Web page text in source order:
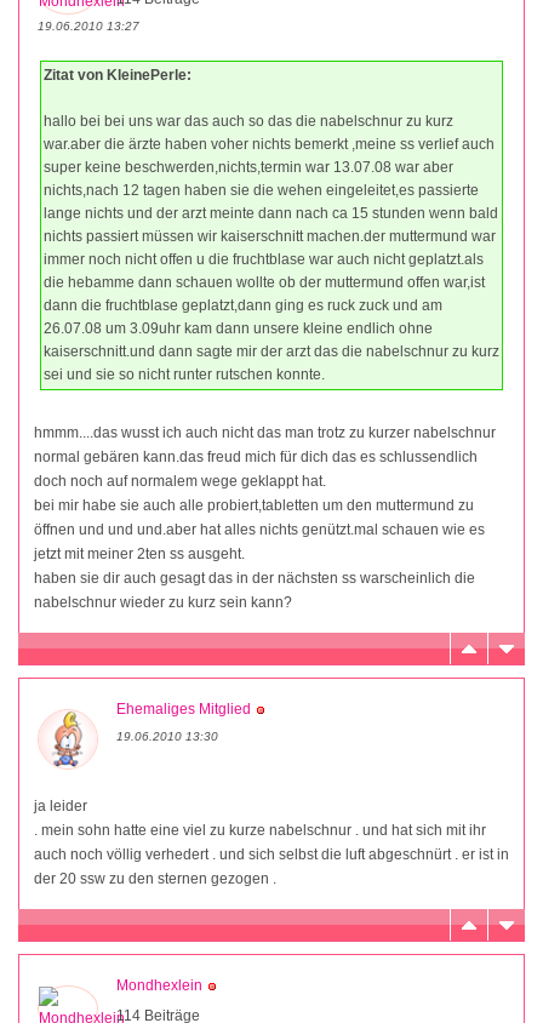
19.06.2010 13:27
Zitat von KleinePerle:
hallo bei bei uns war das auch so das die nabelschnur zu kurz
war.aber die ärzte haben voher nichts bemerkt ,meine ss verlief auch
super keine beschwerden,nichts,termin war 13.07.08 war aber
nichts,nach 12 tagen haben sie die wehen eingeleitet,es passierte
lange nichts und der arzt meinte dann nach ca 15 stunden wenn bald
nichts passiert müssen wir kaiserschnitt machen.der muttermund war
immer noch nicht offen u die fruchtblase war auch nicht geplatzt.als
die hebamme dann schauen wollte ob der muttermund offen war,ist
dann die fruchtblase geplatzt,dann ging es ruck zuck und am
26.07.08 um 3.09uhr kam dann unsere kleine endlich ohne
kaiserschnitt.und dann sagte mir der arzt das die nabelschnur zu kurz
sei und sie so nicht runter rutschen konnte.
hmmm....das wusst ich auch nicht das man trotz zu kurzer nabelschnur
normal gebären kann.das freud mich für dich das es schlussendlich
doch noch auf normalem wege geklappt hat.
bei mir habe sie auch alle probiert,tabletten um den muttermund zu
öffnen und und und.aber hat alles nichts genützt.mal schauen wie es
jetzt mit meiner 2ten ss ausgeht.
haben sie dir auch gesagt das in der nächsten ss warscheinlich die
nabelschnur wieder zu kurz sein kann?
Ehemaliges Mitglied
19.06.2010 13:30
ja leider
. mein sohn hatte eine viel zu kurze nabelschnur . und hat sich mit ihr
auch noch völlig verhedert . und sich selbst die luft abgeschnürt . er ist in
der 20 ssw zu den sternen gezogen .
Mondhexlein
114 Beiträge